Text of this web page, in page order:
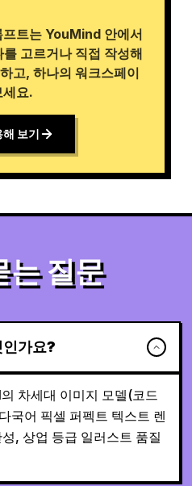
트는 YouMind 안에서
고르거나 직접 작성해
고, 하나의 워크스페이
세요.
보기
는 질문
가요?
차세대 이미지 모델(코드
어 픽셀 퍼펙트 텍스트 렌
, 상업 등급 일러스트 품질